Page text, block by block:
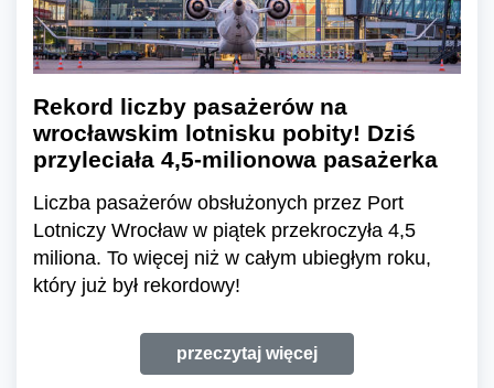
Rekord liczby pasażerów na
wrocławskim lotnisku pobity! Dziś
przyleciała 4,5-milionowa pasażerka
Liczba pasażerów obsłużonych przez Port
Lotniczy Wrocław w piątek przekroczyła 4,5
miliona. To więcej niż w całym ubiegłym roku,
który już był rekordowy!
przeczytaj więcej